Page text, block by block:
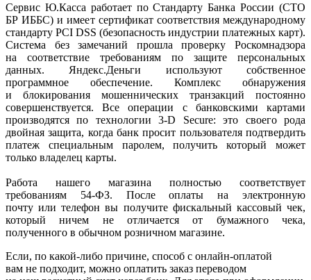
Сервис Ю.Касса работает по Стандарту Банка России (СТО
БР ИББС) и имеет сертификат соответствия международному
стандарту PCI DSS (безопасность индустрии платежных карт).
Система без замечаний прошла проверку Роскомнадзора
на соответствие требованиям по защите персональных
данных. Яндекс.Деньги используют собственное
программное обеспечение. Комплекс обнаружения
и блокирования мошеннических транзакций постоянно
совершенствуется. Все операции с банковскими картами
производятся по технологии 3-D Secure: это своего рода
двойная защита, когда банк просит пользователя подтвердить
платеж специальным паролем, получить который может
только владелец карты.
Работа нашего магазина полностью соответствует
требованиям 54-ФЗ. После оплаты на электронную
почту или телефон вы получите фискальный кассовый чек,
который ничем не отличается от бумажного чека,
полученного в обычном розничном магазине.
Если, по какой-либо причине, способ с онлайн-оплатой
вам не подходит, можно оплатить заказ переводом